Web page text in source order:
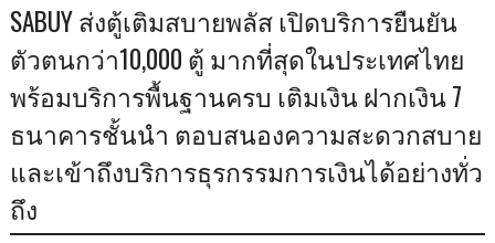
SABUY ส่งตู้เติมสบายพลัส เปิดบริการยืนยัน
ตัวตนกว่า10,000 ตู้ มากที่สุดในประเทศไทย
พร้อมบริการพื้นฐานครบ เติมเงิน ฝากเงิน 7
ธนาคารชั้นนำ ตอบสนองความสะดวกสบาย
และเข้าถึงบริการธุรกรรมการเงินได้อย่างทั่ว
ถึง